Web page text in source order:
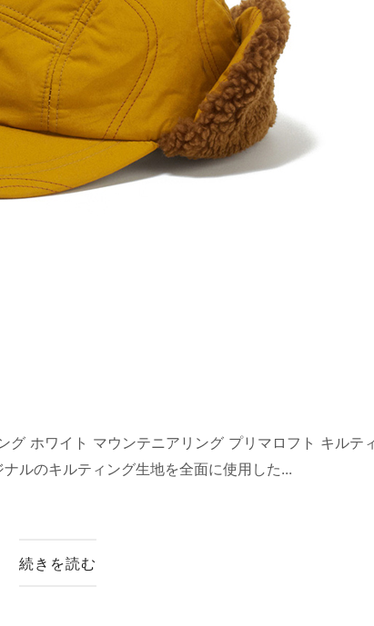
ホワイト マウンテニアリング プリマロフト キルテ
ルのキルティング生地を全面に使用した...
続きを読む